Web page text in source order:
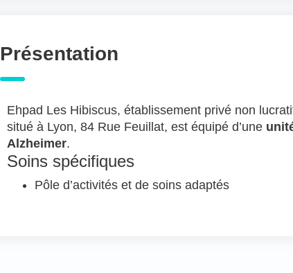
Présentation
Ehpad Les Hibiscus, établissement privé non
situé à Lyon, 84 Rue Feuillat, est équipé d’une
Alzheimer.
Soins spécifiques
Pôle d’activités et de soins adaptés